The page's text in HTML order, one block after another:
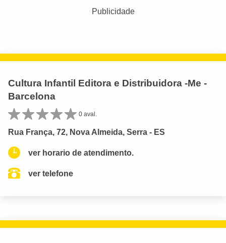
Publicidade
Cultura Infantil Editora e Distribuidora -Me -
Barcelona
0 aval.
Rua França, 72, Nova Almeida, Serra - ES
ver horario de atendimento.
ver telefone